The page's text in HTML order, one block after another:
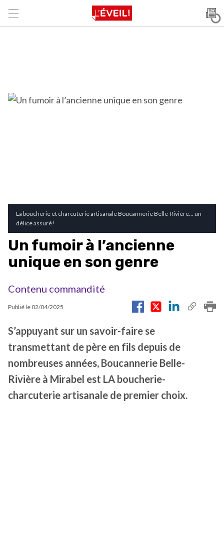
La boucherie et charcuterie artisanale Boucannerie Belle-Rivière… un
délice assuré!
Un fumoir à l’ancienne
unique en son genre
Contenu commandité
Publié le 02/04/2025
S’appuyant sur un savoir-faire se
transmettant de père en fils depuis de
nombreuses années, Boucannerie Belle-
Rivière à Mirabel est LA boucherie-
charcuterie artisanale de premier choix.